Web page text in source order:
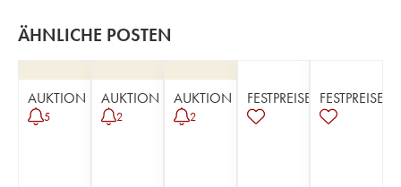
ÄHNLICHE POSTEN
AUKTION
5
AUKTION
2
AUKTION
2
FESTPREISE FESTPREISE